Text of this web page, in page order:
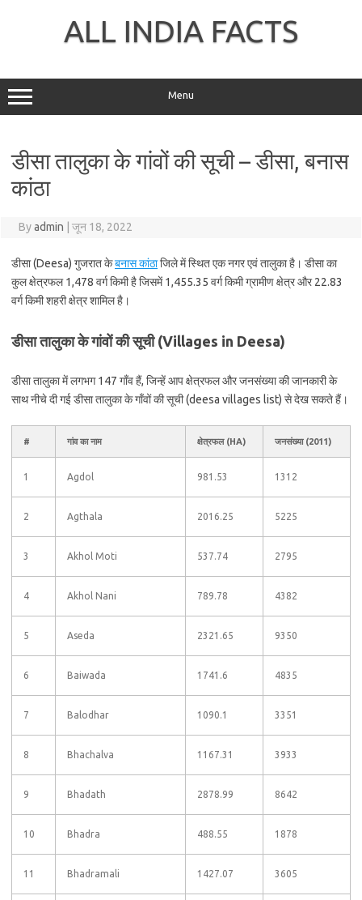
ALL INDIA FACTS
Menu
डीसा तालुका के गांवों की सूची – डीसा, बनास
कांठा
Byadmin जून 18, 2022
डीसा (Deesa) गुजरात केबनास कांठाजिले में स्थित एक नगर एवं तालुका है। डीसा का
कुल क्षेत्रफल 1,478 वर्ग किमी है जिसमें 1,455.35 वर्ग किमी ग्रामीण क्षेत्र और 22.83
वर्ग किमी शहरी क्षेत्र शामिल है।
डीसा तालुका के गांवों की सूची (Villages in Deesa)
डीसा तालुका में लगभग 147 गाँव हैं, जिन्हें आप क्षेत्रफल और जनसंख्या की जानकारी के
साथ नीचे दी गई डीसा तालुका के गाँवों की सूची (deesa villages list) से देख सकते हैं।
# गांव का नाम क्षेत्रफल (HA) जनसंख्या (2011)
1 Agdol 981.53 1312
2 Agthala 2016.25 5225
3 Akhol Moti 537.74 2795
4 Akhol Nani 789.78 4382
5 Aseda 2321.65 9350
6 Baiwada 1741.6 4835
7 Balodhar 1090.1 3351
8 Bhachalva 1167.31 3933
9 Bhadath 2878.99 8642
10 Bhadra 488.55 1878
11 Bhadramali 1427.07 3605